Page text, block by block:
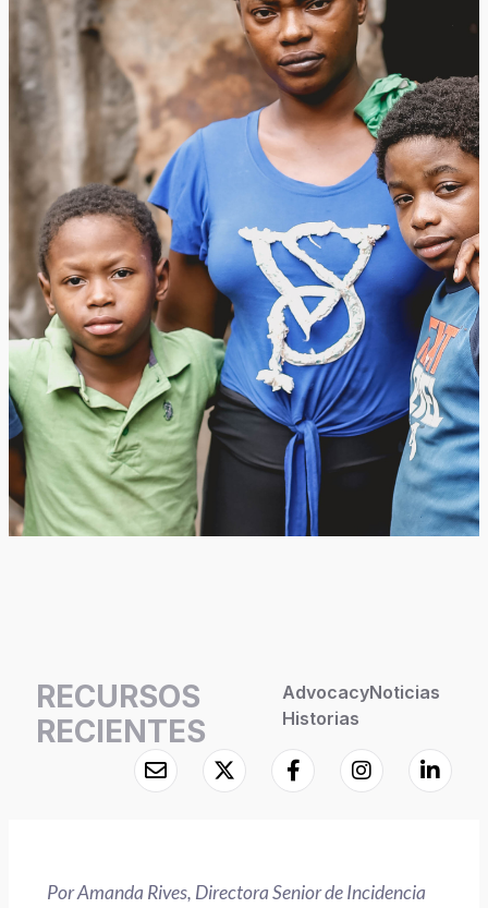
RECURSOS
RECIENTES
AdvocacyNoticias
Historias
Por Amanda Rives, Directora Senior de Incidencia